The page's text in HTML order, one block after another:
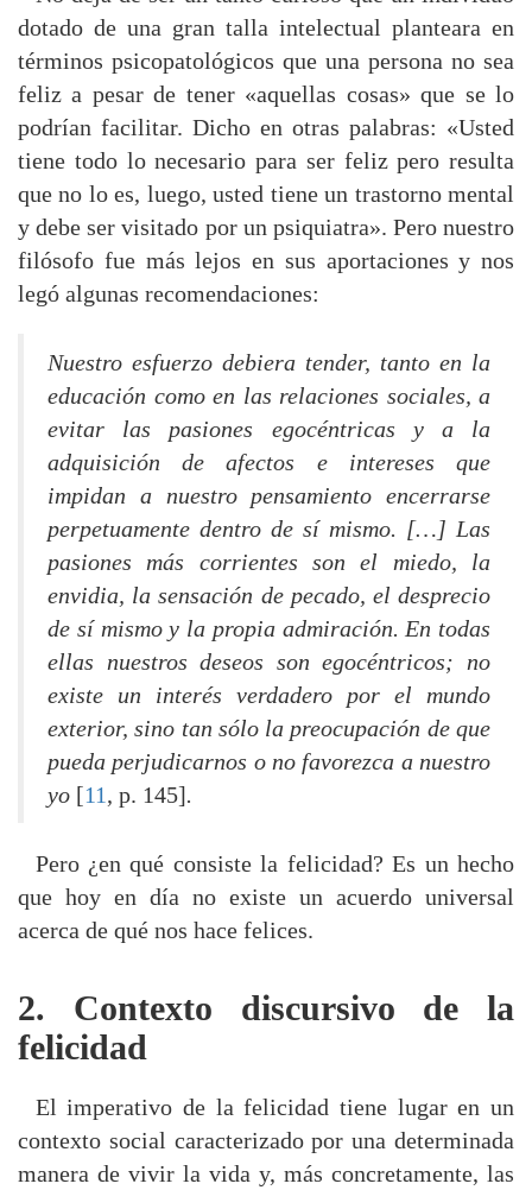
dotado de una gran talla intelectual planteara en
términos psicopatológicos que una persona no sea
feliz a pesar de tener «aquellas cosas» que se lo
podrían facilitar. Dicho en otras palabras: «Usted
tiene todo lo necesario para ser feliz pero resulta
que no lo es, luego, usted tiene un trastorno mental
y debe ser visitado por un psiquiatra». Pero nuestro
filósofo fue más lejos en sus aportaciones y nos
legó algunas recomendaciones:
Nuestro esfuerzo debiera tender, tanto en la
educación como en las relaciones sociales, a
evitar las pasiones egocéntricas y a la
adquisición de afectos e intereses que
impidan a nuestro pensamiento encerrarse
perpetuamente dentro de sí mismo. […] Las
pasiones más corrientes son el miedo, la
envidia, la sensación de pecado, el desprecio
de sí mismo y la propia admiración. En todas
ellas nuestros deseos son egocéntricos; no
existe un interés verdadero por el mundo
exterior, sino tan sólo la preocupación de que
pueda perjudicarnos o no favorezca a nuestro
yo [11, p. 145].
Pero ¿en qué consiste la felicidad? Es un hecho
que hoy en día no existe un acuerdo universal
acerca de qué nos hace felices.
2. Contexto discursivo de la
felicidad
El imperativo de la felicidad tiene lugar en un
contexto social caracterizado por una determinada
manera de vivir la vida y, más concretamente, las